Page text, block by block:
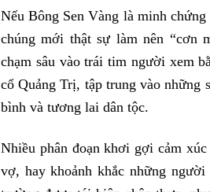
Nếu Bông Sen Vàng là minh
chúng mới thật sự làm nên “cơn
chạm sâu vào trái tim người xem
cổ Quảng Trị, tập trung vào những
bình và tương lai dân tộc.
Nhiều phân đoạn khơi gợi cảm
vợ, hay khoảnh khắc những